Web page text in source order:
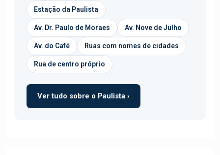
Estação da Paulista
Av. Dr. Paulo de Moraes Av. Nove de Julho
Av. do Café Ruas com nomes de cidades
Rua de centro próprio
Ver tudo sobre o Paulista ›